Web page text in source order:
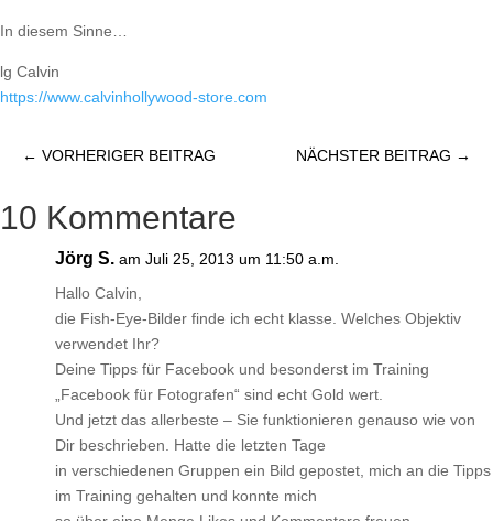
In diesem Sinne…
lg Calvin
https://​www.calvinhollywood-store.com
← VORHERIGER BEITRAG NÄCHSTER BEITRAG →
10 Kommentare
Jörg S. am Juli 25, 2013 um 11:50 a.m.
Hallo Calvin,
die Fish-Eye-Bilder finde ich echt klasse. Welches Objektiv
verwendet Ihr?
Deine Tipps für Facebook und besonderst im Training
„Facebook für Fotografen“ sind echt Gold wert.
Und jetzt das allerbeste – Sie funktionieren genauso wie von
Dir beschrieben. Hatte die letzten Tage
in verschiedenen Gruppen ein Bild gepostet, mich an die Tipps
im Training gehalten und konnte mich